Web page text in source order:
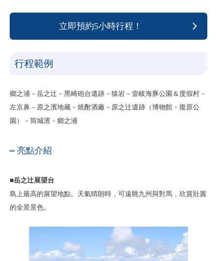
立即預約5小時行程！
行程範例
鄉之浦－岳之辻－黑崎砲台遺跡－猿岩－壹岐海豚公園＆度假村－
左京鼻－原之濱地藏－燒酎酒廠－原之辻遺跡（博物館・復原公
園）－筒城濱－鄉之浦
亮點介紹
■岳之辻展望台
島上最高的展望地點。天氣晴朗時，可遠眺九州與對馬，欣賞壯麗
的全景景色。